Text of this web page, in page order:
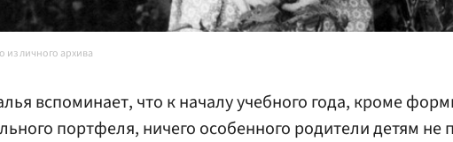
из личного архива
вспоминает, что к началу учебного года, кроме
портфеля, ничего особенного родители детям не